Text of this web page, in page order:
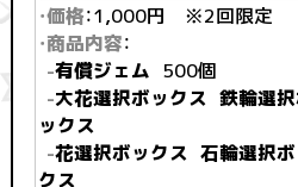
・価格：1,000円 ※2回限定
・商品内容：
-有償ジェム 500個
-大花選択ボックス 鉄輪選
ックス
-花選択ボックス 石輪選択
クス